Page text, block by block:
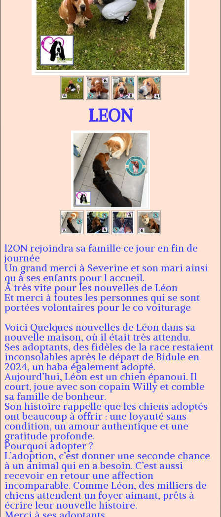
LEON
l2ON rejoindra sa famille ce jour en fin de
journée
Un grand merci à Severine et son mari ainsi
qu à ses enfants pour l accueil.
À très vite pour les nouvelles de Léon
Et merci à toutes les personnes qui se sont
portées volontaires pour le co voiturage
Voici Quelques nouvelles de Léon dans sa
nouvelle maison, où il était très attendu.
Ses adoptants, des fidèles de la race restaient
inconsolables après le départ de Bidule en
2024, un baba également adopté.
Aujourd’hui, Léon est un chien épanoui. Il
court, joue avec son copain Willy et comble
sa famille de bonheur.
Son histoire rappelle que les chiens adoptés
ont beaucoup à offrir : une loyauté sans
condition, un amour authentique et une
gratitude profonde.
Pourquoi adopter ?
L’adoption, c’est donner une seconde chance
à un animal qui en a besoin. C’est aussi
recevoir en retour une affection
incomparable. Comme Léon, des milliers de
chiens attendent un foyer aimant, prêts à
écrire leur nouvelle histoire.